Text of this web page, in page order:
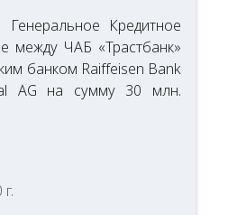
Генеральное Кредитное
между ЧАБ «Трастбанк»
банком Raiffeisen Bank
AG на сумму 30 млн.